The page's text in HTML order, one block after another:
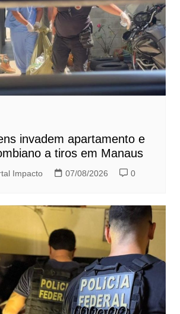
invadem apartamento e
a tiros em Manaus
Impacto 07/08/2026 0